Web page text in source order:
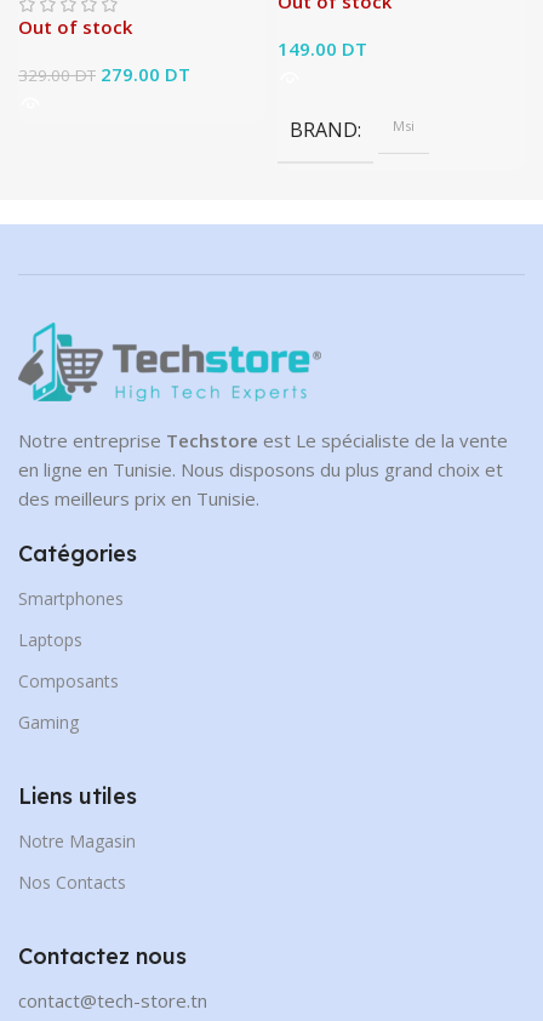
Out of stock
329.00DT Le prix initial était :
279.00 DT
149.00 DT
BRAND Msi
Notre entreprise Techstore est Le spécialiste de la vente
en ligne en Tunisie. Nous disposons du plus grand choix et
des meilleurs prix en Tunisie.
Catégories
Smartphones
Laptops
Composants
Gaming
Liens utiles
Notre Magasin
Nos Contacts
Contactez nous
contact@tech-store.tn